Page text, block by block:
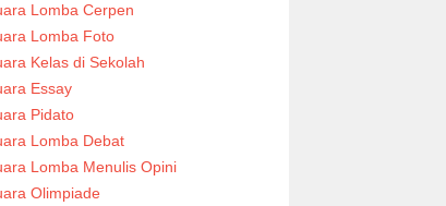
Lomba Cerpen
Lomba Foto
Kelas di Sekolah
Essay
Pidato
Lomba Debat
Lomba Menulis Opini
Olimpiade